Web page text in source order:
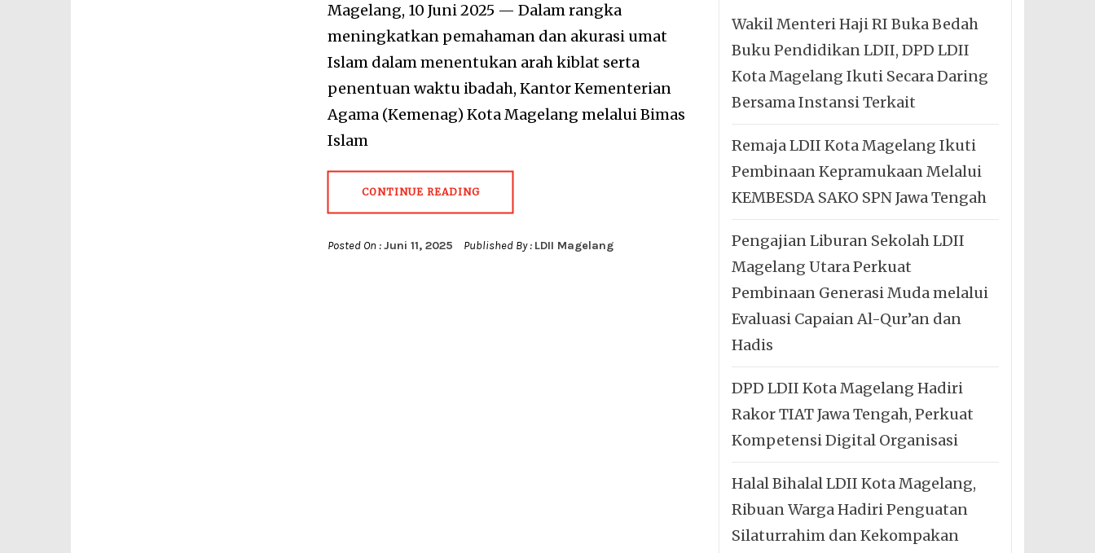
Magelang, 10 Juni 2025 — Dalam rangka
meningkatkan pemahaman dan akurasi umat
Islam dalam menentukan arah kiblat serta
penentuan waktu ibadah, Kantor Kementerian
Agama (Kemenag) Kota Magelang melalui Bimas
Islam
CONTINUE READING
Posted On :Juni 11, 2025 Published By : LDII Magelang
Wakil Menteri Haji RI Buka Bedah
Buku Pendidikan LDII, DPD LDII
Kota Magelang Ikuti Secara Daring
Bersama Instansi Terkait
Remaja LDII Kota Magelang Ikuti
Pembinaan Kepramukaan Melalui
KEMBESDA SAKO SPN Jawa Tengah
Pengajian Liburan Sekolah LDII
Magelang Utara Perkuat
Pembinaan Generasi Muda melalui
Evaluasi Capaian Al-Qur’an dan
Hadis
DPD LDII Kota Magelang Hadiri
Rakor TIAT Jawa Tengah, Perkuat
Kompetensi Digital Organisasi
Halal Bihalal LDII Kota Magelang,
Ribuan Warga Hadiri Penguatan
Silaturrahim dan Kekompakan